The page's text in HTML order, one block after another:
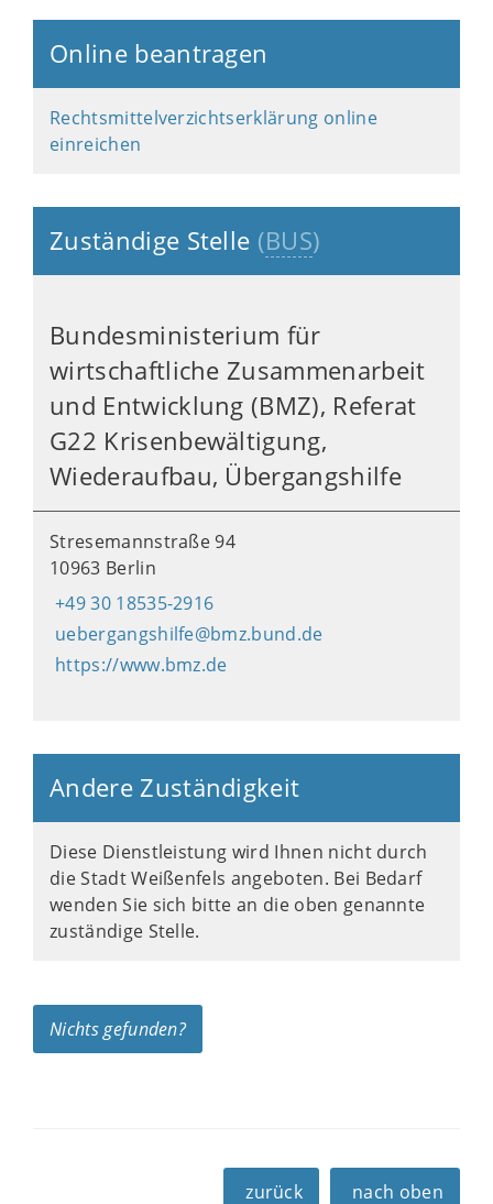
Online beantragen
Rechtsmittelverzichtserklärung online
einreichen
Zuständige Stelle (BUS)
Bundesministerium für
wirtschaftliche Zusammenarbeit
und Entwicklung (BMZ), Referat
G22 Krisenbewältigung,
Wiederaufbau, Übergangshilfe
Stresemannstraße 94
10963 Berlin
+49 30 18535-2916
uebergangshilfe@bmz.bund.de
https://www.bmz.de
Andere Zuständigkeit
Diese Dienstleistung wird Ihnen nicht durch
die Stadt Weißenfels angeboten. Bei Bedarf
wenden Sie sich bitte an die oben genannte
zuständige Stelle.
Nichts gefunden?
zurück nach oben